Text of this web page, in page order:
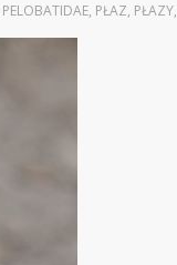
PELOBATIDAE, PŁAZ, PŁAZY,